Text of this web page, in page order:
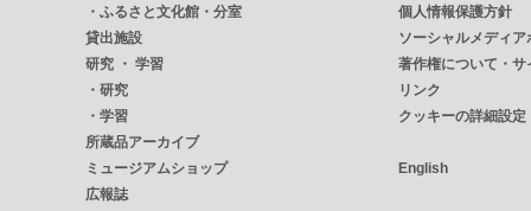
・ ふるさと文化館・分室
貸出施設
研究 ・ 学習
・ 研究
・ 学習
所蔵品アーカイブ
ミュージアムショップ
広報誌
個人情報保護方針
ソーシャルメディア
著作権について・サ
リンク
クッキーの詳細設定
English